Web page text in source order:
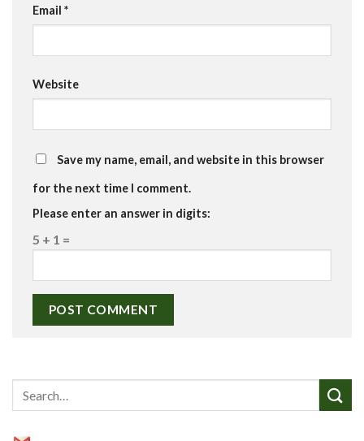
Email *
Website
Save my name, email, and website in this browser
for the next time I comment.
Please enter an answer in digits:
5 + 1 =